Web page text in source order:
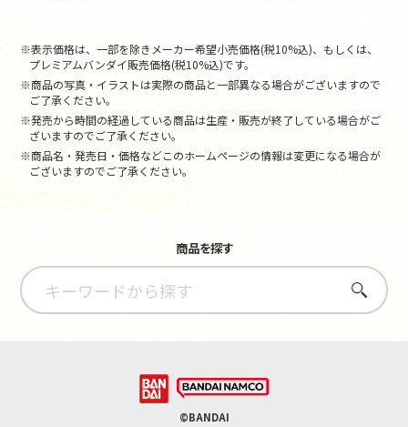
※表示価格は、一部を除きメーカー希望小売価格(税10%込)、もしくは、
プレミアムバンダイ販売価格(税10%込)です。
※商品の写真・イラストは実際の商品と一部異なる場合がございますので
ご了承ください。
※発売から時間の経過している商品は生産・販売が終了している場合がご
ざいますのでご了承ください。
※商品名・発売日・価格などこのホームページの情報は変更になる場合が
ございますのでご了承ください。
商品を探す
さがす
©BANDAI